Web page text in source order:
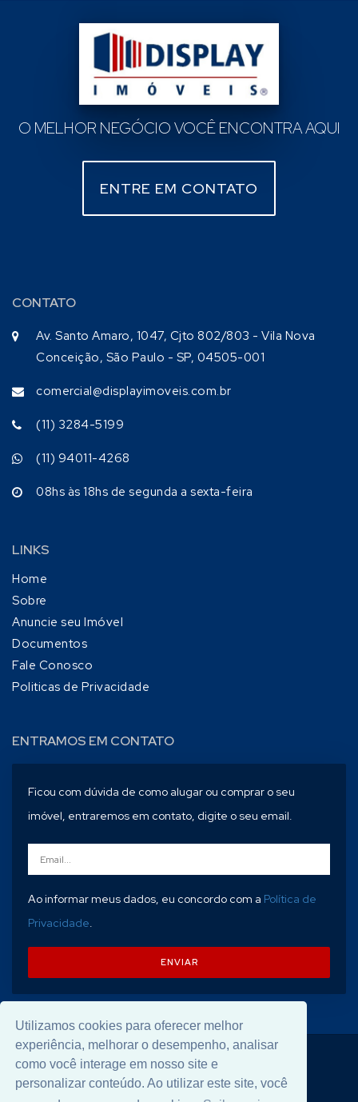
Utilizamos cookies para oferecer melhor
experiência, melhorar o desempenho, analisar
como você interage em nosso site e
personalizar conteúdo. Ao utilizar este site, você
O MELHOR NEGÓCIO VOCÊ ENCONTRA AQUI
ENTRE EM CONTATO
CONTATO
Av. Santo Amaro, 1047, Cjto 802/803 - Vila Nova
Conceição, São Paulo - SP, 04505-001
comercial@displayimoveis.com.br
(11) 3284-5199
(11) 94011-4268
08hs às 18hs de segunda a sexta-feira
LINKS
Home
Sobre
Anuncie seu Imóvel
Documentos
Fale Conosco
Politicas de Privacidade
ENTRAMOS EM CONTATO
Ficou com dúvida de como alugar ou comprar o seu
imóvel, entraremos em contato, digite o seu email.
Ao informar meus dados, eu concordo com a Política de
Privacidade.
ENVIAR
© 2026 Desenvolvido porUniversal Software